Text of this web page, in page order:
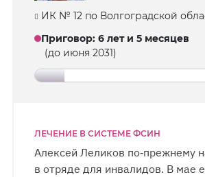
ИК № 12 по Волгоградской
Приговор: 6 лет и 5 месяцев
(до июня 2031)
ЛЕЧЕНИЕ В СИСТЕМЕ ФСИН
Алексей Леликов по‑прежнему
в отряде для инвалидов. В мае